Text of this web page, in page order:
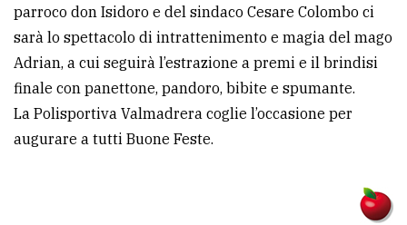
parroco don Isidoro e del sindaco Cesare Colombo ci
sarà lo spettacolo di intrattenimento e magia del mago
Adrian, a cui seguirà l’estrazione a premi e il brindisi
finale con panettone, pandoro, bibite e spumante.
La Polisportiva Valmadrera coglie l’occasione per
augurare a tutti Buone Feste.